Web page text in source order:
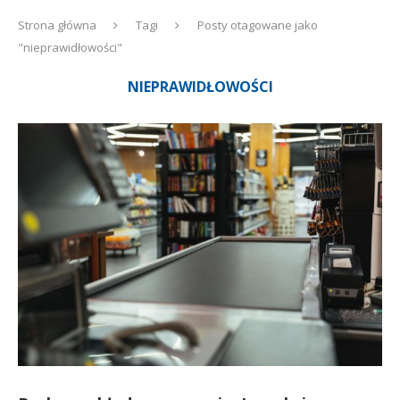
Strona główna Tagi
Posty otagowane jako
"nieprawidłowości"
NIEPRAWIDŁOWOŚCI